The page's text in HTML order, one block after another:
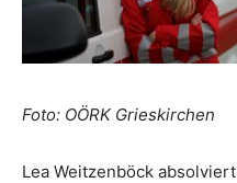
Foto: OÖRK Grieskirchen
Lea Weitzenböck